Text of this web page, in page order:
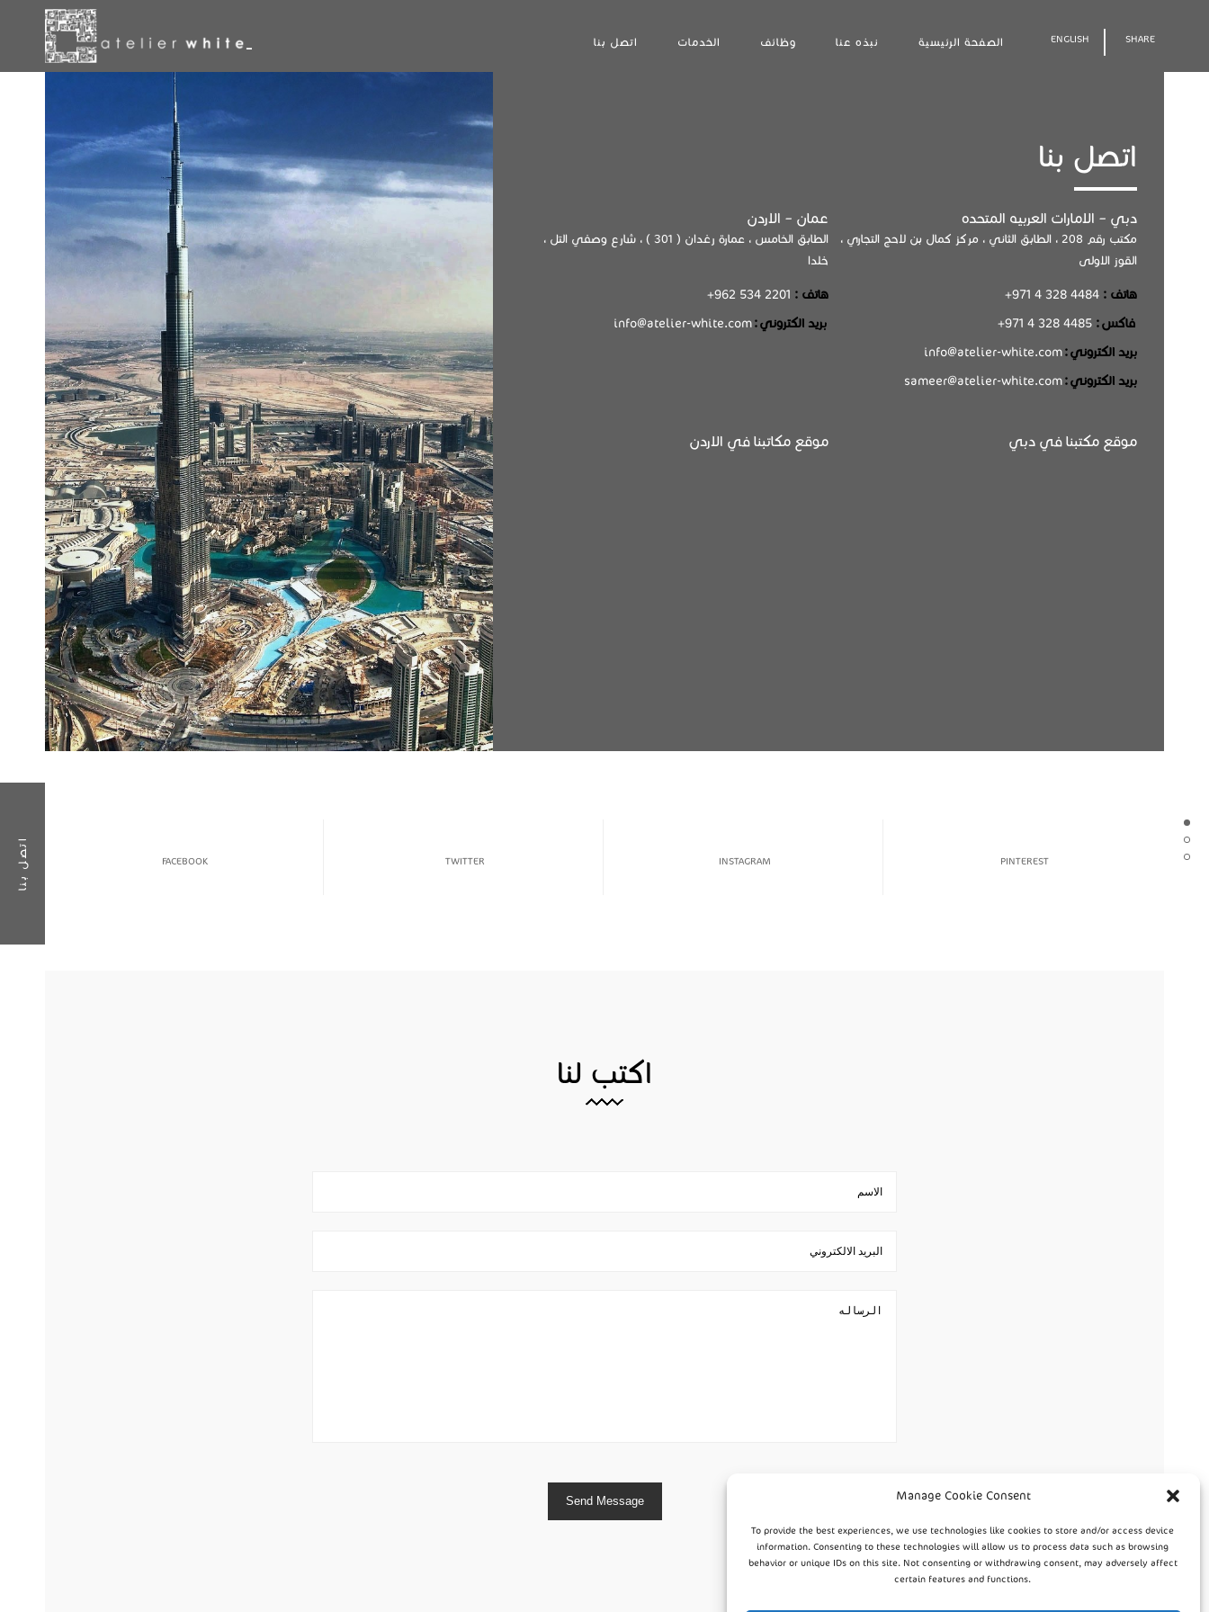
Manage Cookie Consent
To provide the best experiences, we use technologies like cookies to store and/or access device
information. Consenting to these technologies will allow us to process data such as browsing
behavior or unique IDs on this site. Not consenting or withdrawing consent, may adversely affect
certain features and functions.
SHARE
ENGLISH الصفحة الرئيسية نبذه عنا وظائف الخدمات اتصل بنا
اتصل بنا
اتصل بنا
دبي – الامارات العربيه المتحده
مكتب رقم 208 ، الطابق الثاني ، مركز كمال بن لاحج التجاري ،
القوز الاولى
+ هاتف :
+971 4 328 4485
info@atelier-white.com : بريد الكتروني
sameer@atelier-white.com : بريد الكتروني
عمان – الاردن
الطابق الخامس ، عمارة رغدان ( 301 ) ، شارع وصفي التل ،
خلدا
+ هاتف :
info@atelier-white.com
: بريد الكتروني
موقع مكتبنا في دبي موقع مكاتبنا في الاردن
FACEBOOK TWITTER INSTAGRAM PINTEREST
اكتب لنا